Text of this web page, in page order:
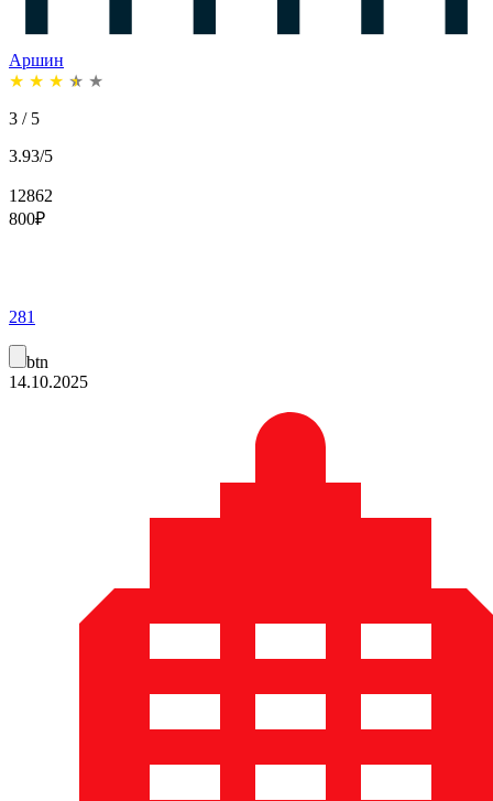
Аршин
★ ★ ★ ★ ★
3 / 5
3.93/5
12862
800₽
281
btn
14.10.2025